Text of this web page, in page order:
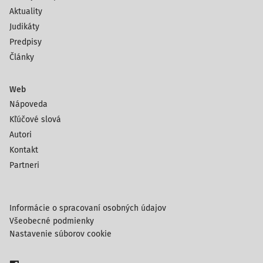
Aktuality
Judikáty
Predpisy
Články
Web
Nápoveda
Kľúčové slová
Autori
Kontakt
Partneri
Informácie o spracovaní osobných údajov
Všeobecné podmienky
Nastavenie súborov cookie